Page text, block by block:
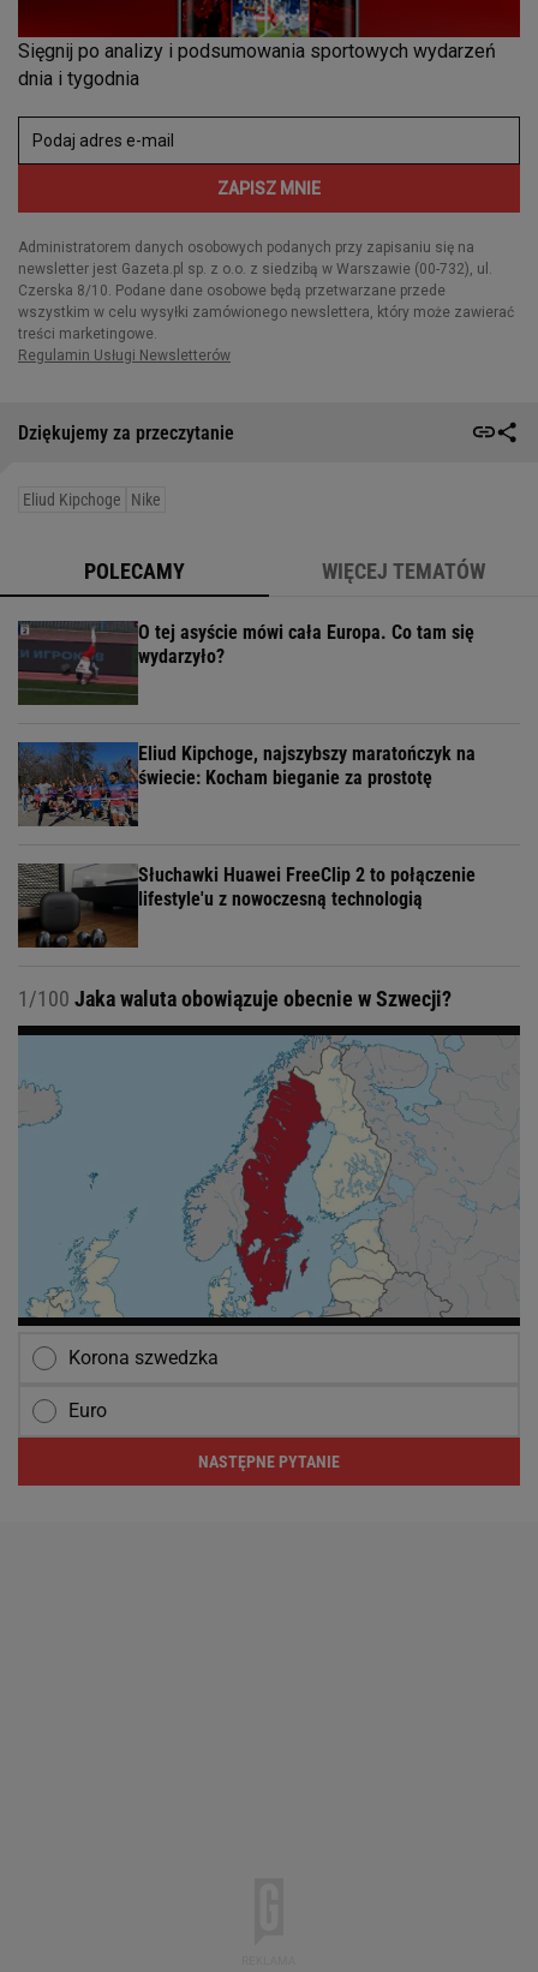
Dziękujemy za przeczytanie
Eliud Kipchoge Nike
POLECAMY WIĘCEJ TEMATÓW
O tej asyście mówi cała Europa. Co tam się
wydarzyło?
Eliud Kipchoge, najszybszy maratończyk na
świecie: Kocham bieganie za prostotę
Słuchawki Huawei FreeClip 2 to połączenie
lifestyle'u z nowoczesną technologią
1/100 Jaka waluta obowiązuje obecnie w Szwecji?
Korona szwedzka
Euro
NASTĘPNE PYTANIE